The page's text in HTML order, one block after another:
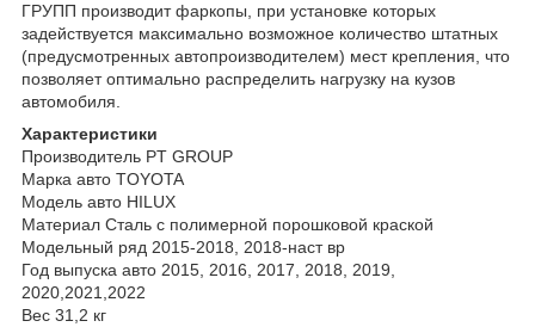
ГРУПП производит фаркопы, при установке которых
задействуется максимально возможное количество штатных
(предусмотренных автопроизводителем) мест крепления, что
позволяет оптимально распределить нагрузку на кузов
автомобиля.
Характеристики
Производитель PT GROUP
Марка авто TOYOTA
Модель авто HILUX
Материал Сталь с полимерной порошковой краской
Модельный ряд 2015-2018, 2018-наст вр
Год выпуска авто 2015, 2016, 2017, 2018, 2019,
2020,2021,2022
Вес 31,2 кг